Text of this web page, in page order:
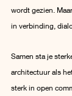
wordt gezien.
in verbinding,
Samen sta je
architectuur als
sterk in open